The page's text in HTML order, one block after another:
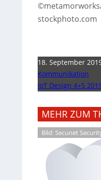
stockphoto.com
18. September
Kommunikation
IoT Design 4+5
MEHR ZUM
Bild: Secunet